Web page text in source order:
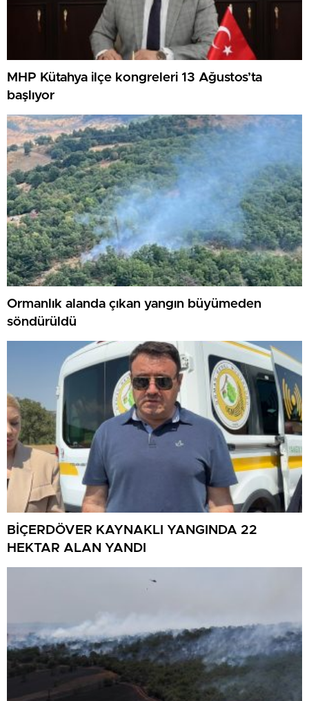
MHP Kütahya ilçe kongreleri 13 Ağustos’ta
başlıyor
Ormanlık alanda çıkan yangın büyümeden
söndürüldü
BİÇERDÖVER KAYNAKLI YANGINDA 22
HEKTAR ALAN YANDI